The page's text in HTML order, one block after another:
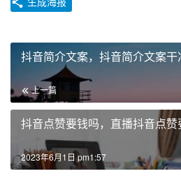
抖音简介文案，抖音简介文案干
上一篇
抖音点赞要钱吗，直播抖音点
2023年6月1日 pm1:57